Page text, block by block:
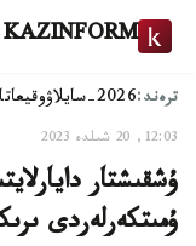
KAZINFORM
ترەند:2026-سايلاۋ وقيعا
12:03, 20 شىلدە 2023
ۇشقىشتار
ۇمىتكەرلەردى